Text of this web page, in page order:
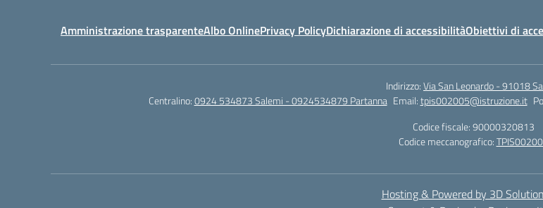
Amministrazione trasparenteAlbo OnlinePrivacy PolicyDichiarazione di accessibilitàObiettivi di
Indirizzo:Via San Leonardo - 91018
Centralino:0924 534873 Salemi - 0924534879 Partanna Email:tpis002005@istruzione.it
Codice fiscale: 90000320813
Codice meccanografico:
Hosting & Powered by 3D